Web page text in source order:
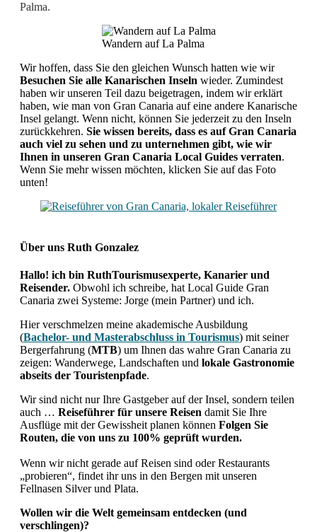
Palma.
Wandern auf La Palma
Wir hoffen, dass Sie den gleichen Wunsch hatten wie wir
Besuchen Sie alle Kanarischen Inseln wieder. Zumindest
haben wir unseren Teil dazu beigetragen, indem wir erklärt
haben, wie man von Gran Canaria auf eine andere Kanarische
Insel gelangt. Wenn nicht, können Sie jederzeit zu den Inseln
zurückkehren. Sie wissen bereits, dass es auf Gran Canaria
auch viel zu sehen und zu unternehmen gibt, wie wir
Ihnen in unseren Gran Canaria Local Guides verraten.
Wenn Sie mehr wissen möchten, klicken Sie auf das Foto
unten!
Über uns Ruth Gonzalez
Hallo! ich bin RuthTourismusexperte, Kanarier und
Reisender. Obwohl ich schreibe, hat Local Guide Gran
Canaria zwei Systeme: Jorge (mein Partner) und ich.
Hier verschmelzen meine akademische Ausbildung
(Bachelor- und Masterabschluss in Tourismus) mit seiner
Bergerfahrung (MTB) um Ihnen das wahre Gran Canaria zu
zeigen: Wanderwege, Landschaften und lokale Gastronomie
abseits der Touristenpfade.
Wir sind nicht nur Ihre Gastgeber auf der Insel, sondern teilen
auch … Reiseführer für unsere Reisen damit Sie Ihre
Ausflüge mit der Gewissheit planen können Folgen Sie
Routen, die von uns zu 100% geprüft wurden.
Wenn wir nicht gerade auf Reisen sind oder Restaurants
„probieren“, findet ihr uns in den Bergen mit unseren
Fellnasen Silver und Plata.
Wollen wir die Welt gemeinsam entdecken (und
verschlingen)?